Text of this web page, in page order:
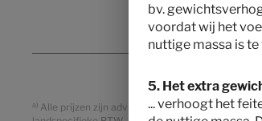
a) Alle prijzen zijn adviesverkoopprijzen in EUR,
bv.
voordat wij het
nuttige massa is
5. Het extra
... verhoogt het